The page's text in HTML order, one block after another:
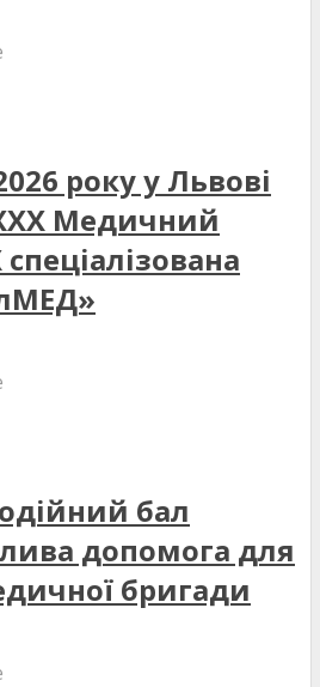
року у Львові
Медичний
бал
допомога для
бригади